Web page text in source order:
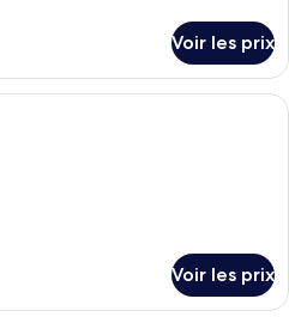
Voir les prix
Literie de qualité supérieure, coffres-
Voir les prix